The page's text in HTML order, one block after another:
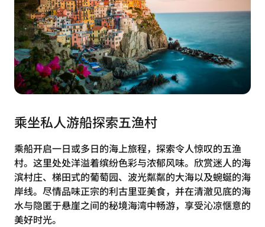
乘坐私人游船探索五渔村
乘船开启一日或多日的海上旅程，探索令人惊叹的五渔
村。这里处处洋溢着缤纷色彩与浓郁风味。欣赏迷人的海
滨村庄、梯田式的葡萄园、波光粼粼的大海以及蜿蜒的海
岸线。尽情品味正宗的利古里亚美食，并在清澈见底的海
水与隐匿于悬崖之间的秘境海湾中畅游，享受沁凉惬意的
美好时光。